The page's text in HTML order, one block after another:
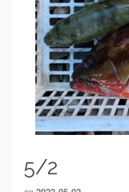
5/2